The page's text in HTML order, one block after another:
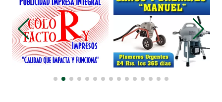
Bordados y Estampados